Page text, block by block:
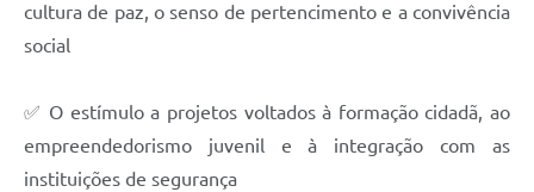
cultura de paz, o senso de pertencimento e a convivência
social
✅ O estímulo a projetos voltados à formação cidadã, ao
empreendedorismo juvenil e à integração com as
instituições de segurança